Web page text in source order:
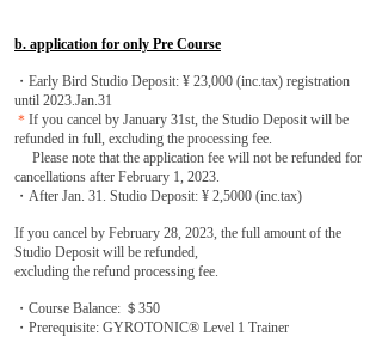
b. application for only Pre Course
・Early Bird Studio Deposit: ¥ 23,000 (inc.tax) registration
until 2023.Jan.31
＊ If you cancel by January 31st, the Studio Deposit will be
refunded in full, excluding the processing fee.
Please note that the application fee will not be refunded for
cancellations after February 1, 2023.
・After Jan. 31. Studio Deposit: ¥ 2,5000 (inc.tax)
If you cancel by February 28, 2023, the full amount of the
Studio Deposit will be refunded,
excluding the refund processing fee.
・Course Balance: ＄350
・Prerequisite: GYROTONIC® Level 1 Trainer